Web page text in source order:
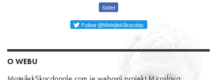
Sdílet
Follow @MotejlekSkocdop
O WEBU